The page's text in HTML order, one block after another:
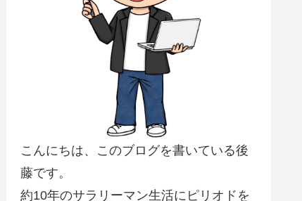
こんにちは、このブログを書いている後
藤です。
約10年のサラリーマン生活にピリオドを